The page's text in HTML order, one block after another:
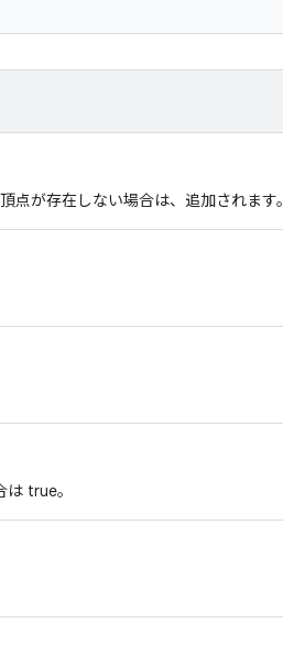
点が存在しない場合は、追加されます。
true。